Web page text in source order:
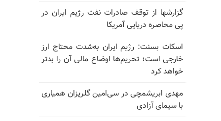
گزارشها از توقف صادرات نفت رژیم ایران در
پی محاصره دریایی آمریکا
اسکات بسنت: رژیم ایران به‌شدت محتاج ارز
خارجی است؛ تحریم‌ها اوضاع مالی آن را بدتر
خواهد کرد
مهدی ابریشمچی در سی‌امین گلریزان همیاری
با سیمای آزادی